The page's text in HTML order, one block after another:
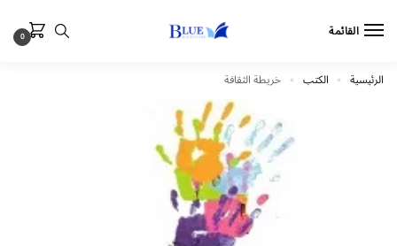
القائمة 0
الرئيسية » الكتب » خريطة الثقافة